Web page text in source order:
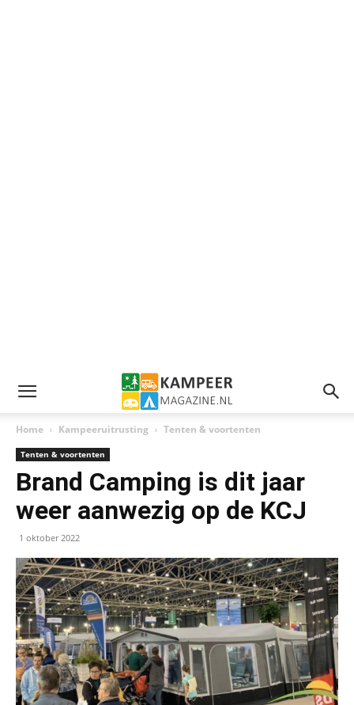
Home Kampeeruitrusting Tenten & voortenten
Tenten & voortenten
Brand Camping is dit jaar
weer aanwezig op de KCJ
1 oktober 2022